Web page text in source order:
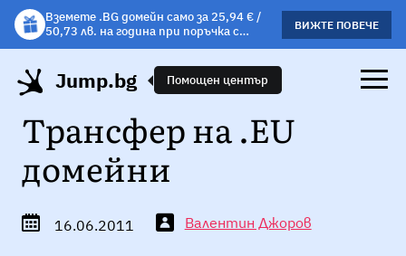
Вземете .BG домейн само за 25,94 € /
50,73 лв. на година при поръчка с
хостинг.
ВИЖТЕ ПОВЕЧЕ
Вземете подарък чаша с избрани
хостинг планове!
ВИЖΤΕ ПОВЕЧЕ
Jump.bg Помощен център
Трансфер на .EU
домейни
16.06.2011 Валентин Джоров